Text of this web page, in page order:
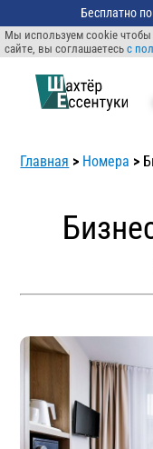
Мы используем cookie чтобы
сайте, вы соглашаетесь с
Главная > Номера >